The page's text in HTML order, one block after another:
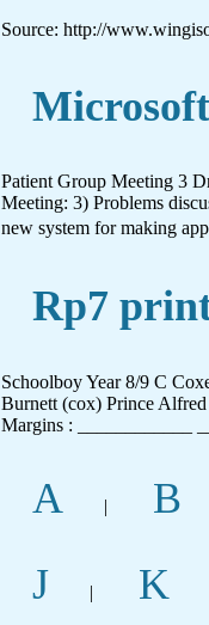
Source: http://
Patient Group Meeting 3
Meeting: 3) Problems
new system for making
Rp7
Schoolboy Year 8/9 C
Burnett (cox) Prince
Margins : ____________
A | B
J | K